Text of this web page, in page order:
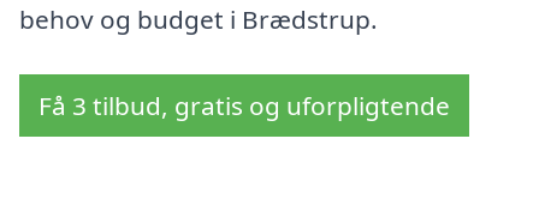
behov og budget i Brædstrup.
Få 3 tilbud, gratis og uforpligtende